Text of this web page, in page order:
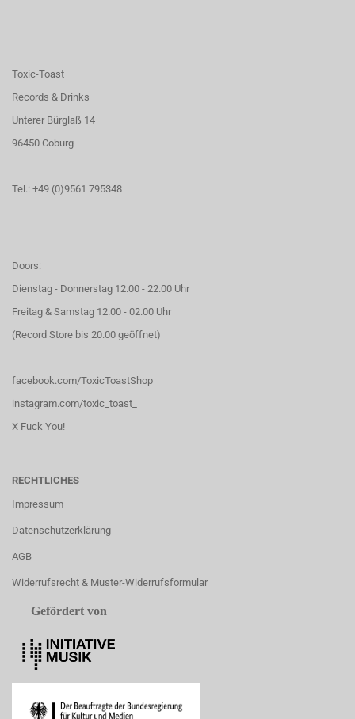
Toxic-Toast
Records & Drinks
Unterer Bürglaß 14
96450 Coburg
Tel.: +49 (0)9561 795348
Doors:
Dienstag - Donnerstag 12.00 - 22.00 Uhr
Freitag & Samstag 12.00 - 02.00 Uhr
(Record Store bis 20.00 geöffnet)
facebook.com/ToxicToastShop
instagram.com/toxic_toast_
X Fuck You!
RECHTLICHES
Impressum
Datenschutzerklärung
AGB
Widerrufsrecht & Muster-Widerrufsformular
Gefördert von